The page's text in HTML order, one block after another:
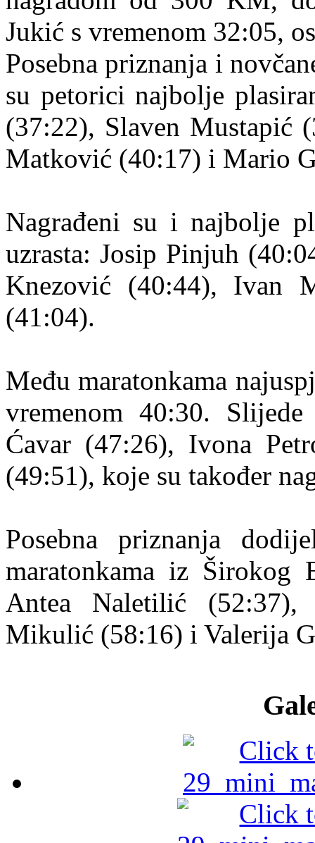
Jukić s vremenom 32:05,
Posebna priznanja i
su petorici najbolje
(37:22), Slaven Mustapić
Matković (40:17) i Mario
Nagrađeni su i najbolje
uzrasta: Josip Pinjuh
Knezović (40:44), Ivan
(41:04).
Među maratonkama
vremenom 40:30.
Ćavar (47:26), Ivona
(49:51), koje su također
Posebna priznanja
maratonkama iz Širokog
Antea Naletilić
Mikulić (58:16) i Valerija